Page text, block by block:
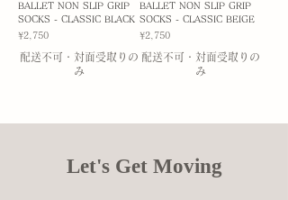
BALLET NON SLIP GRIP
SOCKS - CLASSIC BLACK
Price
¥2,750
配送不可・対面受取りの
み
BALLET NON SLIP GRIP
SOCKS - CLASSIC BEIGE
Price
¥2,750
配送不可・対面受取りの
み
Let's Get Moving